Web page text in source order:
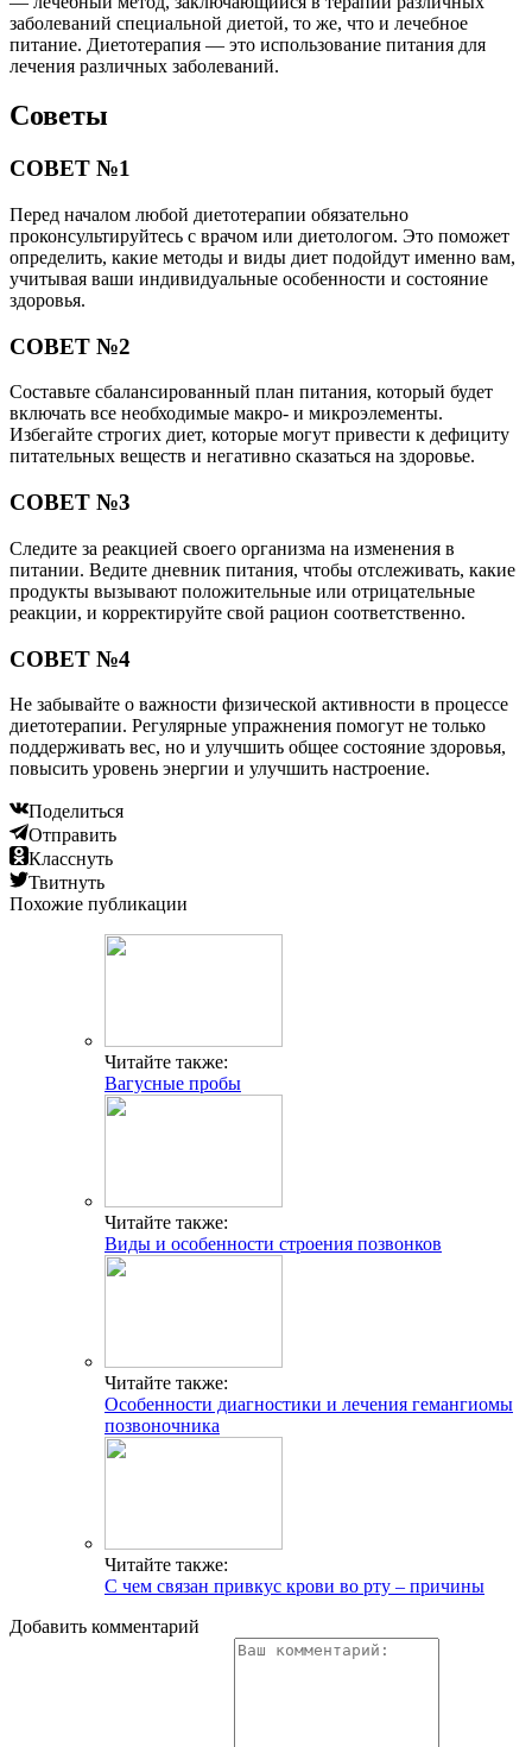
заболеваний специальной диетой, то же, что и лечебное
питание. Диетотерапия — это использование питания для
лечения различных заболеваний.
Советы
СОВЕТ №1
Перед началом любой диетотерапии обязательно
проконсультируйтесь с врачом или диетологом. Это поможет
определить, какие методы и виды диет подойдут именно вам,
учитывая ваши индивидуальные особенности и состояние
здоровья.
СОВЕТ №2
Составьте сбалансированный план питания, который будет
включать все необходимые макро- и микроэлементы.
Избегайте строгих диет, которые могут привести к дефициту
питательных веществ и негативно сказаться на здоровье.
СОВЕТ №3
Следите за реакцией своего организма на изменения в
питании. Ведите дневник питания, чтобы отслеживать, какие
продукты вызывают положительные или отрицательные
реакции, и корректируйте свой рацион соответственно.
СОВЕТ №4
Не забывайте о важности физической активности в процессе
диетотерапии. Регулярные упражнения помогут не только
поддерживать вес, но и улучшить общее состояние здоровья,
повысить уровень энергии и улучшить настроение.
Поделиться
Отправить
Класснуть
Твитнуть
Похожие публикации
Читайте также:
Вагусные пробы
Читайте также:
Виды и особенности строения позвонков
Читайте также:
Особенности диагностики и лечения гемангиомы
позвоночника
Читайте также:
С чем связан привкус крови во рту – причины
Добавить комментарий